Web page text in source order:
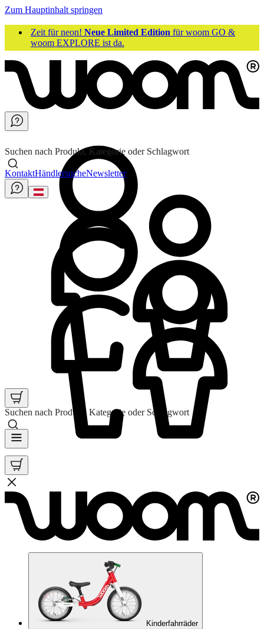
Zum Hauptinhalt springen
Zeit für neon! Neue Limited Edition für woom GO &
woom EXPLORE ist da.
Suchen nach Produkt, Kategorie oder Schlagwort
Suchen nach Produkt, Kategorie oder Schlagwort
KontaktHändlersucheNewsletter
Kinderfahrräder